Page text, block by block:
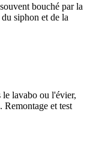
bouché par la
siphon et de la
le lavabo ou l'évier,
Remontage et test